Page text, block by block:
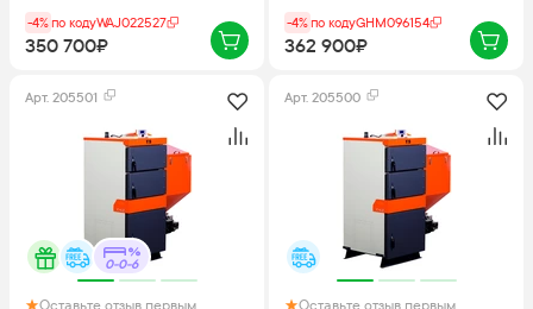
-4%по кодуWAJ022527
350 700₽
-4%по кодуGHM096154
362 900₽
Арт. 205501
0-0-6
Оставьте отзыв первым
Арт. 205500
Оставьте отзыв первым